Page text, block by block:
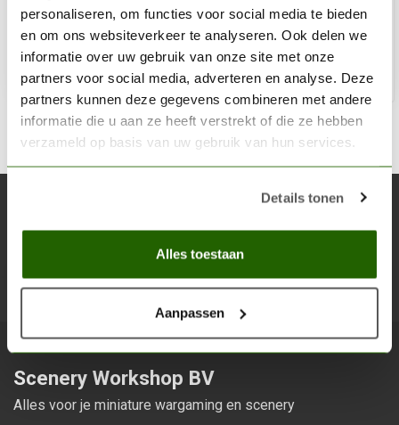
personaliseren, om functies voor social media te bieden
en om ons websiteverkeer te analyseren. Ook delen we
informatie over uw gebruik van onze site met onze
partners voor social media, adverteren en analyse. Deze
partners kunnen deze gegevens combineren met andere
informatie die u aan ze heeft verstrekt of die ze hebben
verzameld op basis van uw gebruik van hun services.
Details tonen
Alles toestaan
Aanpassen
€3,06
Op voorraad
Blijf op de hoogte over onze laatste acties
Scenery Workshop BV
Alles voor je miniature wargaming en scenery